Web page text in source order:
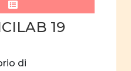
tra
donne
19
di